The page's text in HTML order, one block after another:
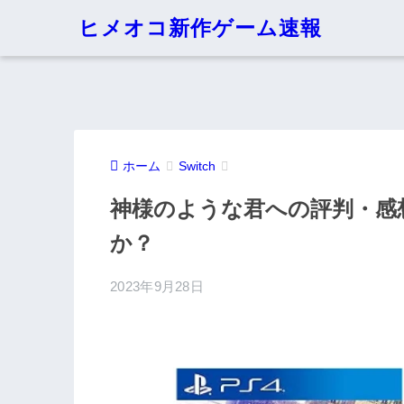
ヒメオコ新作ゲーム速報
ホーム Switch
神様のような君への評判・
か？
2023年9月28日